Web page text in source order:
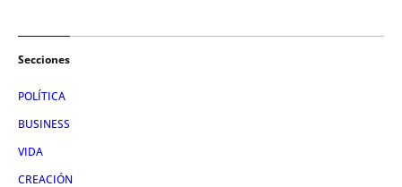
Secciones
POLÍTICA
BUSINESS
VIDA
CREACIÓN